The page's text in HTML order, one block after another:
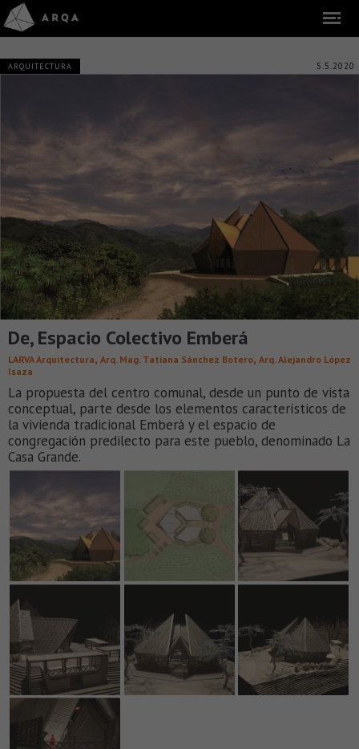
ARQUITECTURA 5.5.2020
De, Espacio Colectivo Emberá
LARVA Arquitectura, Arq. Mag. Tatiana Sánchez Botero, Arq. Alejandro López
Isaza
La propuesta del centro comunal, desde un punto de vista
conceptual, parte desde los elementos característicos de
la vivienda tradicional Emberá y el espacio de
congregación predilecto para este pueblo, denominado La
Casa Grande.